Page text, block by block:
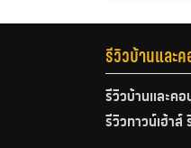
รีวิวบ้านและค
รีวิวบ้านและคอ
รีวิวทาวน์เฮ้าส์